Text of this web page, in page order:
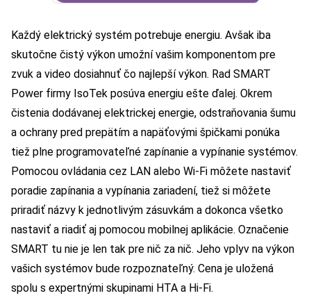
Každý elektrický systém potrebuje energiu. Avšak iba
skutočne čistý výkon umožní vašim komponentom pre
zvuk a video dosiahnuť čo najlepší výkon. Rad SMART
Power firmy IsoTek posúva energiu ešte ďalej. Okrem
čistenia dodávanej elektrickej energie, odstraňovania šumu
a ochrany pred prepätím a napäťovými špičkami ponúka
tiež plne programovateľné zapínanie a vypínanie systémov.
Pomocou ovládania cez LAN alebo Wi-Fi môžete nastaviť
poradie zapínania a vypínania zariadení, tiež si môžete
priradiť názvy k jednotlivým zásuvkám a dokonca všetko
nastaviť a riadiť aj pomocou mobilnej aplikácie. Označenie
SMART tu nie je len tak pre nič za nič. Jeho vplyv na výkon
vašich systémov bude rozpoznateľný. Cena je uložená
spolu s expertnými skupinami HTA a Hi-Fi.